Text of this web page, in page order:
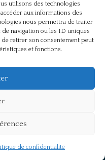
utilisons des technologies
aux informations des
nous permettra de traiter
navigation ou les ID uniques
retirer son consentement peut
et fonctions.
de confidentialité
médias(750)